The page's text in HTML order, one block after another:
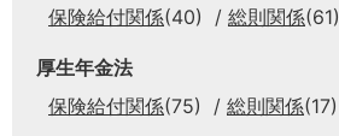
保険給付関係(40) 総則関係(61)
厚生年金法
保険給付関係(75) 総則関係(17)